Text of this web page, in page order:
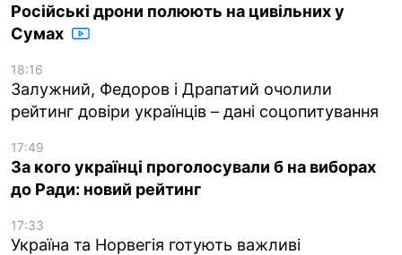
Російські дрони полюють на цивільних у
Сумах
18:16
Залужний, Федоров і Драпатий очолили
рейтинг довіри українців – дані соцопитування
17:49
За кого українці проголосували б на виборах
до Ради: новий рейтинг
17:33
Україна та Норвегія готують важливі